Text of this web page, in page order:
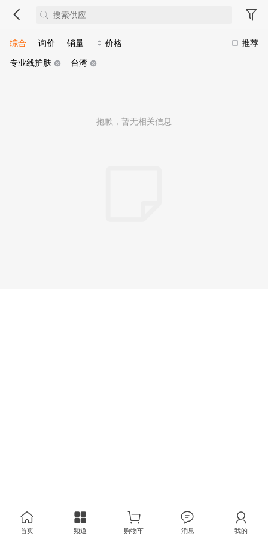
推荐
综合 询价 销量
价格
专业线护肤
台湾
抱歉，暂无相关信息
首页 频道 购物车 消息 我的